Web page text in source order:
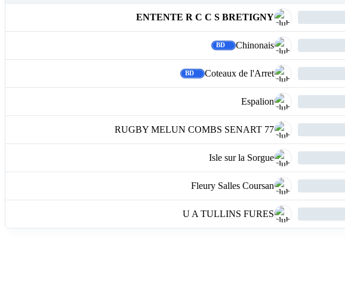
ENTENTE R C C S BRETIGNY
Chinonais
Coteaux de l'Arret
Espalion
RUGBY MELUN COMBS SENART 77
Isle sur la Sorgue
Fleury Salles Coursan
U A TULLINS FURES